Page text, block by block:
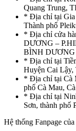
Quang Trung,
* Địa chỉ tại Gia
Thành phố
* Địa chỉ cửa
DƯƠNG –
BÌNH DƯƠNG
* Địa chỉ tại
Huyện Cai Lậy,
* Địa chỉ tại Cà
phố Cà Mau,
* Địa chỉ tại
Sơn, thành phố
Hệ thống Fanpage